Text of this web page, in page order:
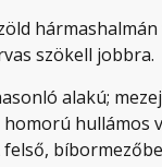
szökell jobbra.
alakú;
homorú hullámos
felső,